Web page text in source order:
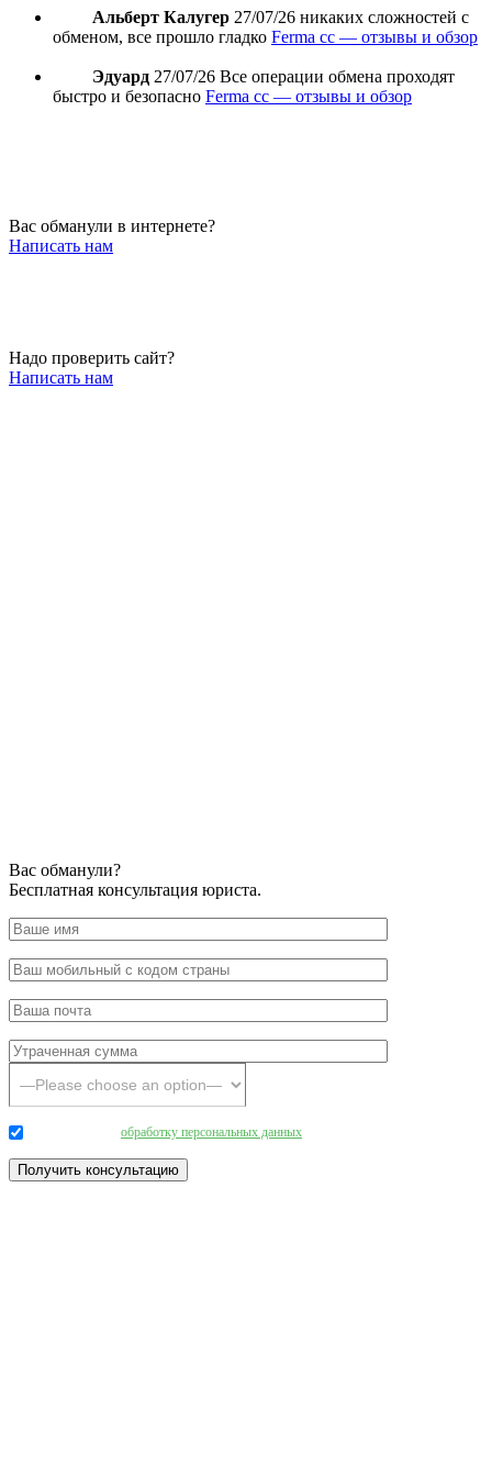
Альберт Калугер 27/07/26 никаких сложностей с
обменом, все прошло гладко Ferma cc — отзывы и обзор
Эдуард 27/07/26 Все операции обмена проходят
быстро и безопасно Ferma cc — отзывы и обзор
Вас обманули в интернете?
Написать нам
Надо проверить сайт?
Написать нам
Вас обманули?
Бесплатная консультация юриста.
обработку персональных данных